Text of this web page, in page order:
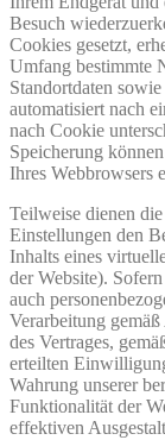
Besuch
Cookies gesetzt,
Umfang bestimmte
Standortdaten
automatisiert nach
nach Cookie
Speicherung
Ihres Webbrowsers
Teilweise dienen
Einstellungen den
Inhalts eines
der Website).
auch
Verarbeitung
des Vertrages,
erteilten
Wahrung unserer
Funktionalität der
effektiven